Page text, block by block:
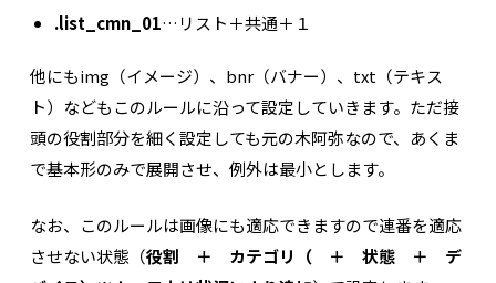
.list_cmn_01…リスト＋共通＋１
他にもimg（イメージ）、bnr（バナー）、txt（テキス
ト）などもこのルールに沿って設定していきます。ただ接
頭の役割部分を細く設定しても元の木阿弥なので、あくま
で基本形のみで展開させ、例外は最小とします。
なお、このルールは画像にも適応できますので連番を適応
させない状態（役割 ＋ カテゴリ（ ＋ 状態 ＋ デ